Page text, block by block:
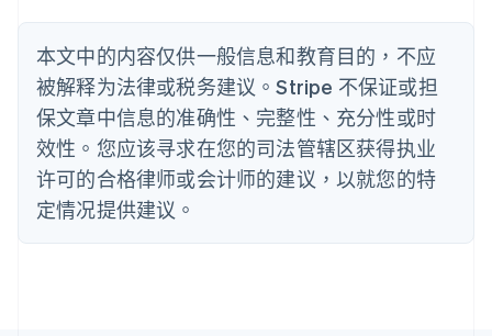
本文中的内容仅供一般信息和教育目的，不应
被解释为法律或税务建议。Stripe 不保证或担
保文章中信息的准确性、完整性、充分性或时
效性。您应该寻求在您的司法管辖区获得执业
许可的合格律师或会计师的建议，以就您的特
定情况提供建议。
English
比利时
NederlandsFrançaisDeutschEnglish
波兰
English
丹麦
English
德国
DeutschEnglish
法国
FrançaisEnglish